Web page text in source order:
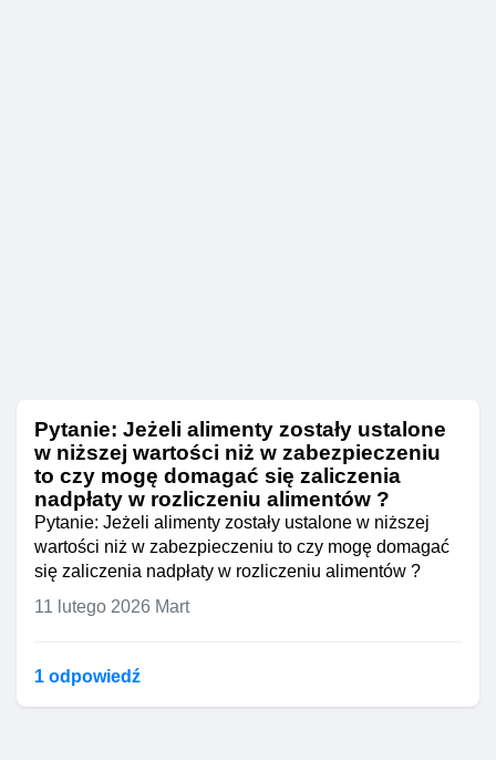
Pytanie: Jeżeli alimenty zostały ustalone
w niższej wartości niż w zabezpieczeniu
to czy mogę domagać się zaliczenia
nadpłaty w rozliczeniu alimentów ?
Pytanie: Jeżeli alimenty zostały ustalone w niższej
wartości niż w zabezpieczeniu to czy mogę domagać
się zaliczenia nadpłaty w rozliczeniu alimentów ?
11 lutego 2026 Mart
1 odpowiedź